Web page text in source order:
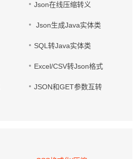
Json在线压缩转义
Json生成Java实体类
SQL转Java实体类
Excel/CSV转Json格式
JSON和GET参数互转